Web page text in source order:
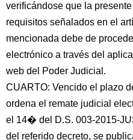
verificándose que la
requisitos señalados en el
mencionada debe de
electrónico a través del
web del Poder Judicial.
CUARTO: Vencido el plazo
ordena el remate judicial
el 14� del D.S. 003-2015-
del referido decreto, se